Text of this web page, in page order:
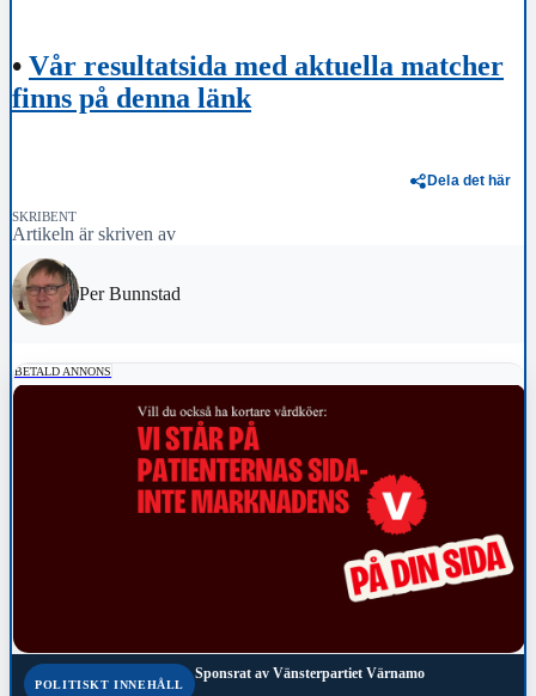
• Vår resultatsida med aktuella matcher
finns på denna länk
Dela det här
SKRIBENT
Artikeln är skriven av
Per Bunnstad
BETALD ANNONS
POLITISKT INNEHÅLL
Sponsrat av Vänsterpartiet Värnamo